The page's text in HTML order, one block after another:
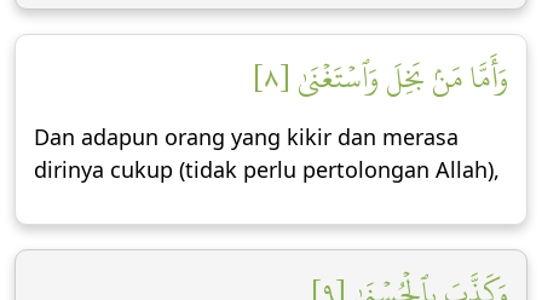
وَأَمَّا مَنۢ بَخِلَ وَٱسۡتَغۡنَىٰ [٨]
Dan adapun orang yang kikir dan merasa
dirinya cukup (tidak perlu pertolongan Allah),